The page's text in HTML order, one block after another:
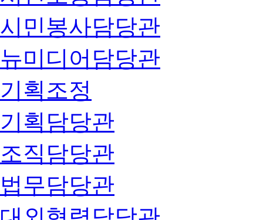
시민봉사담당관
뉴미디어담당관
기획조정
기획담당관
조직담당관
법무담당관